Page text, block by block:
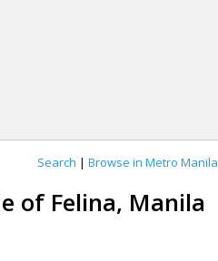
Search | Browse in Metro Manila
of Felina, Manila